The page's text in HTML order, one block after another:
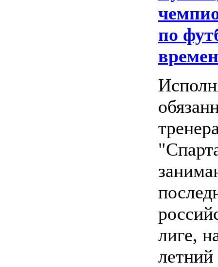
по
лиге,